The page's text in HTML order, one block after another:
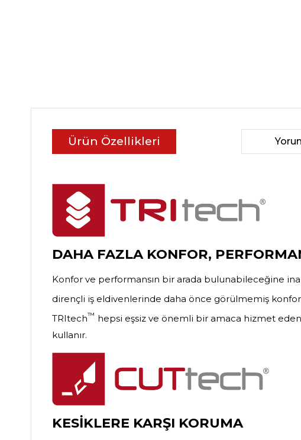
Ürün Özellikleri
DAHA FAZLA KONFOR,
Konfor ve performansın bir arada bulunabileceğine
dirençli iş eldivenlerinde daha önce görülmemiş
TRItech™ hepsi eşsiz ve önemli bir amaca hizmet
kullanır.
KESİKLERE KARŞI KORUMA